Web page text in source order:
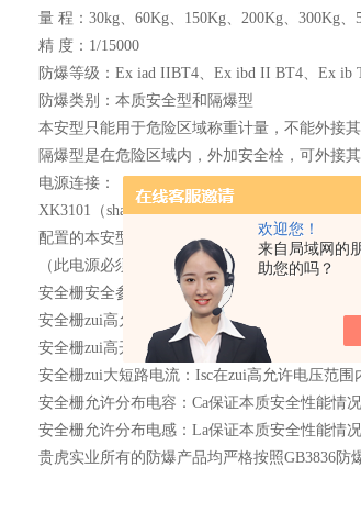
欢迎您！
来自局域网的
助您的吗？
量 程：30kg、60Kg、150Kg、200Kg、300Kg、
精 度：1/15000
防爆等级：Ex iad IIBT4、Ex ibd II BT4、Ex ib
防爆类别：本质安全型和隔爆型
本安型只能用于危险区域称重计量，不能外接
隔爆型是在危险区域内，外加安全栓，可外接
电源连接：
XK3101（shark-ieb）称重显示控制器，可直
配置的本安型电池组，代号为DE001。第二种
（此电源必须放置在安全工作区，直流输出导
安全栅安全参数定义：
安全栅zui高允许电压：Um保证安全栅本安端
安全栅zui高开路电压：Uoc在zui高允许电压范
安全栅zui大短路电流：Isc在zui高允许电压范
安全栅允许分布电容：Ca保证本质安全性能情
安全栅允许分布电感：La保证本质安全性能情
贵虎实业所有的防爆产品均严格按照GB3836